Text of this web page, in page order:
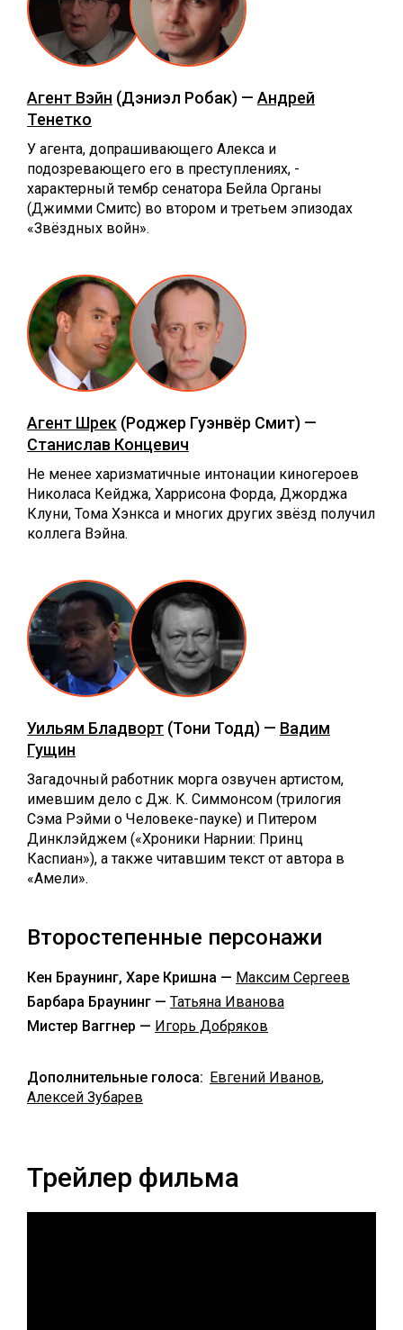
Агент Вэйн (Дэниэл Робак) — Андрей
Тенетко
У агента, допрашивающего Алекса и
подозревающего его в преступлениях, -
характерный тембр сенатора Бейла Органы
(Джимми Смитс) во втором и третьем эпизодах
«Звёздных войн».
Агент Шрек (Роджер Гуэнвёр Смит) —
Станислав Концевич
Не менее харизматичные интонации киногероев
Николаса Кейджа, Харрисона Форда, Джорджа
Клуни, Тома Хэнкса и многих других звёзд получил
коллега Вэйна.
Уильям Бладворт (Тони Тодд) — Вадим
Гущин
Загадочный работник морга озвучен артистом,
имевшим дело с Дж. К. Симмонсом (трилогия
Сэма Рэйми о Человеке-пауке) и Питером
Динклэйджем («Хроники Нарнии: Принц
Каспиан»), а также читавшим текст от автора в
«Амели».
Второстепенные персонажи
Кен Браунинг, Харе Кришна — Максим Сергеев
Барбара Браунинг — Татьяна Иванова
Мистер Ваггнер — Игорь Добряков
Дополнительные голоса: Евгений Иванов,
Алексей Зубарев
Трейлер фильма